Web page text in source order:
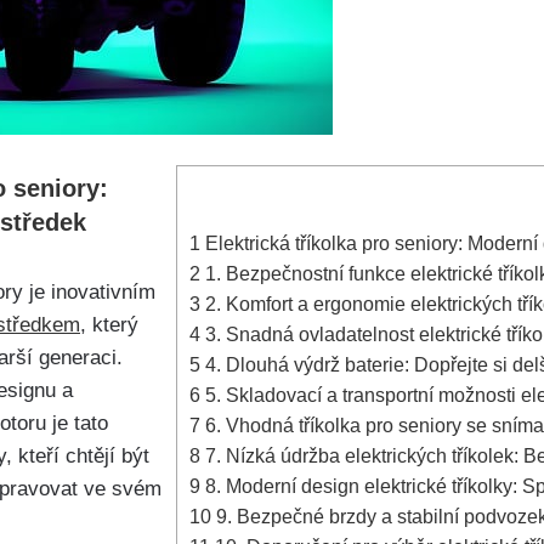
1 Elektrická tříkolka pro seniory:
2 1. Bezpečnostní funkce elektrické
3 2. Komfort a ergonomie elektrických
4 3. Snadná ovladatelnost elektrické
5 4. Dlouhá výdrž baterie: Dopřejte si
6 5. Skladovací a transportní možnosti
7 6. Vhodná tříkolka pro seniory se
8 7. Nízká údržba elektrických tříkolek:
9 8. Moderní design elektrické tříkolky:
10 9. Bezpečné brzdy a stabilní
seniory:
je inovativním
, který
generaci.
a
je tato
kteří chtějí být
ve svém